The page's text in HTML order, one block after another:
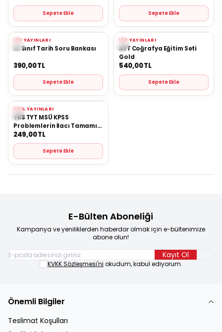
Sepete Ekle Sepete Ekle
Yeni
Favorilere Ekle
VIP YAYINLARI
11. Sınıf Tarih Soru Bankası
390,00TL
Sepete Ekle
Yeni
Favorilere Ekle
VIP YAYINLARI
AYT Coğrafya Eğitim Seti
Gold
540,00TL
Sepete Ekle
Yeni
Favorilere Ekle
ACIL YAYINLARI
YKS TYT MSÜ KPSS
Problemlerin İlacı Tamamı
Çözümlü Testler
249,00TL
Sepete Ekle
E-Bülten Aboneliği
Kampanya ve yeniliklerden haberdar olmak için e-bültenimize
abone olun!
Kayıt Ol
KVKK Sözleşmesi'ni okudum, kabul ediyorum.
Önemli Bilgiler
Teslimat Koşulları